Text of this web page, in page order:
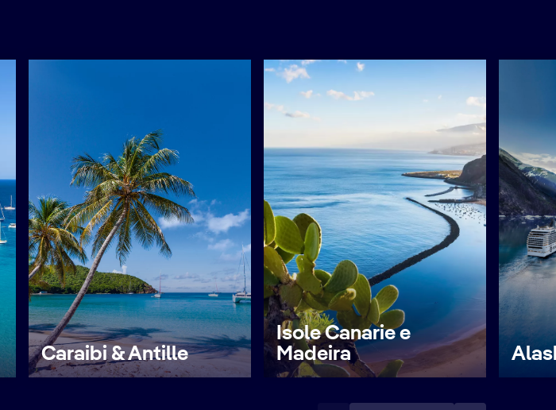
Caraibi & Antille
Isole Canarie e
Madeira